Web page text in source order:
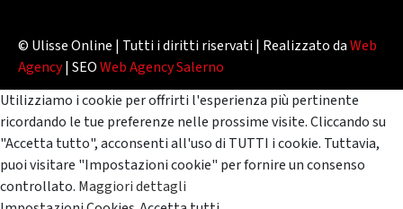
© Ulisse Online | Tutti i diritti riservati | Realizzato daWeb
Agency| SEOWeb Agency Salerno
Utilizziamo i cookie per offrirti l'esperienza più pertinente
ricordando le tue preferenze nelle prossime visite. Cliccando su
"Accetta tutto", acconsenti all'uso di TUTTI i cookie. Tuttavia,
puoi visitare "Impostazioni cookie" per fornire un consenso
controllato. Maggiori dettagli